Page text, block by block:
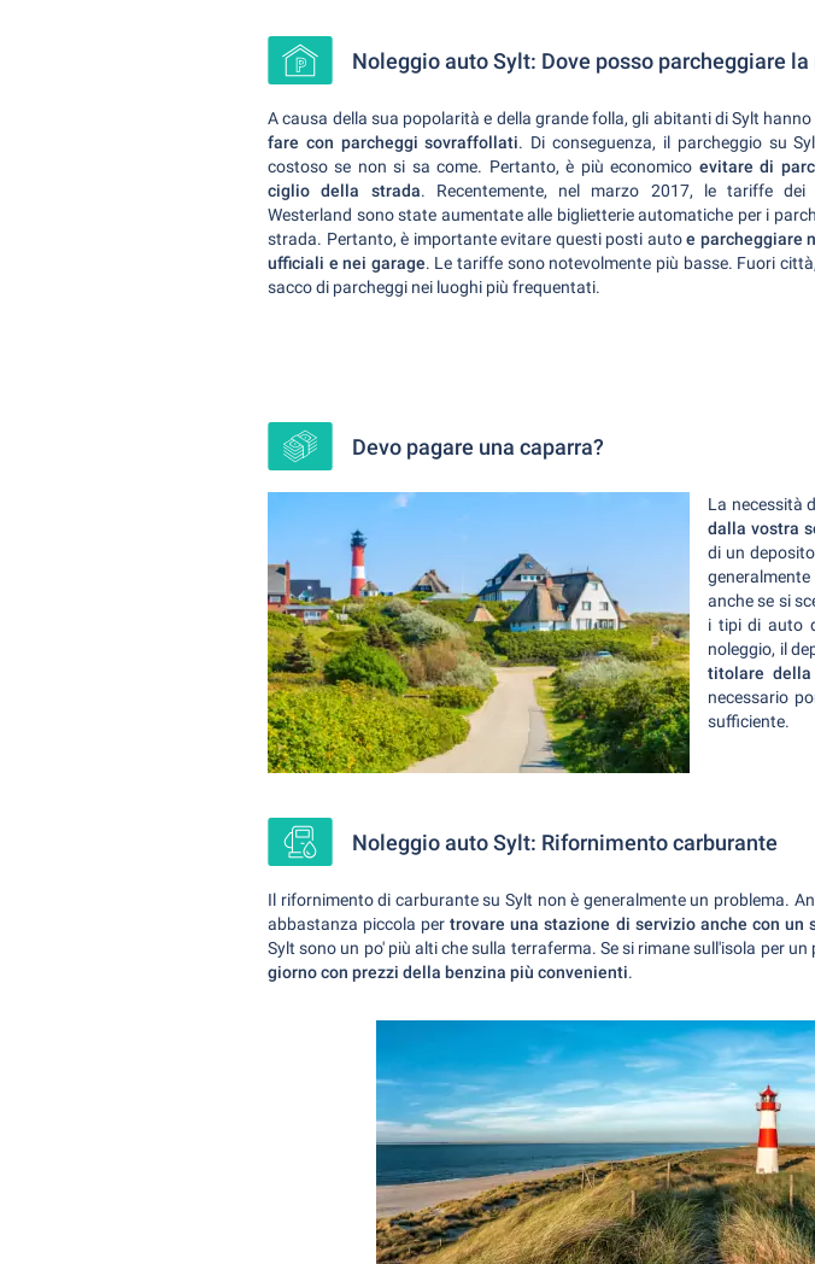
Noleggio auto Sylt: Dove posso parcheggiare
A causa della sua popolarità e della grande folla, gli abitanti di Sylt hanno
fare con parcheggi sovraffollati. Di conseguenza, il parcheggio su
costoso se non si sa come. Pertanto, è più economico evitare di
ciglio della strada. Recentemente, nel marzo 2017, le tariffe dei
Westerland sono state aumentate alle biglietterie automatiche per i
strada. Pertanto, è importante evitare questi posti autoe parcheggiare
ufficiali e nei garage. Le tariffe sono notevolmente più basse. Fuori
sacco di parcheggi nei luoghi più frequentati.
Devo pagare una caparra?
La necessità
dalla vostra
di un
anche se si
i tipi di auto
noleggio, il
titolare
necessario
sufficiente.
Noleggio auto Sylt: Rifornimento carburante
Il rifornimento di carburante su Sylt non è generalmente un problema.
abbastanza piccola per trovare una stazione di servizio anche con un
Sylt sono un po' più alti che sulla terraferma. Se si rimane sull'isola per
giorno con prezzi della benzina più convenienti.